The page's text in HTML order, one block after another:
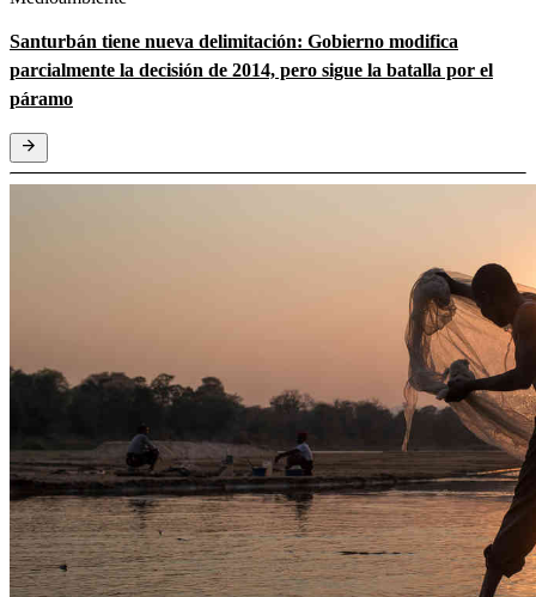
Santurbán tiene nueva delimitación: Gobierno modifica
parcialmente la decisión de 2014, pero sigue la batalla por el
páramo